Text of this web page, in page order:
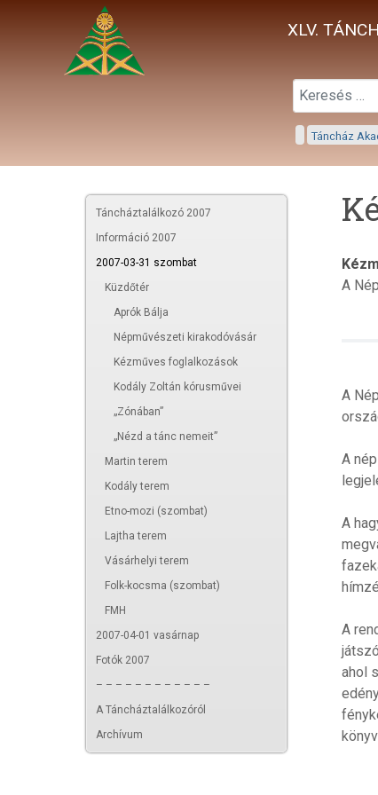
XLV.
Táncház
Táncháztalálkozó 2007
Információ 2007
2007-03-31 szombat
Küzdőtér
Aprók Bálja
Népművészeti kirakodóvásár
Kézműves foglalkozások
Kodály Zoltán kórusművei
„Zónában”
„Nézd a tánc nemeit”
Martin terem
Kodály terem
Etno-mozi (szombat)
Lajtha terem
Vásárhelyi terem
Folk-kocsma (szombat)
FMH
2007-04-01 vasárnap
Fotók 2007
– – – – – – – – – – – –
A Táncháztalálkozóról
Archívum
A
A
A
A
A
ahol